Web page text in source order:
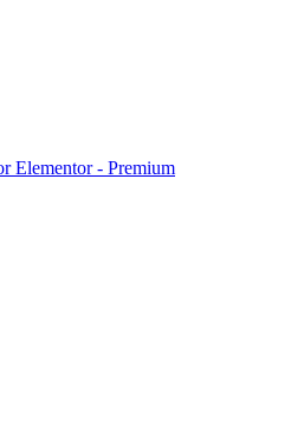
Elementor - Premium